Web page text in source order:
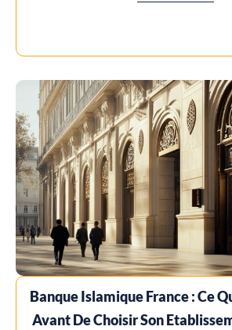
Banque Islamique France : Ce
Avant De Choisir Son